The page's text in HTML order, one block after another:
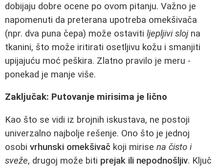
dobijaju dobre ocene po ovom pitanju. Važno je
napomenuti da preterana upotreba omekšivača
(npr. dva puna čepa) može ostaviti ljepljivi slojna
tkanini, što može iritirati osetljivu kožu i smanjiti
upijajuću moć peškira. Zlatno pravilo je meru -
ponekad je manje više.
Zaključak: Putovanje mirisima je lično
Kao što se vidi iz brojnih iskustava, ne postoji
univerzalno najbolje rešenje. Ono što je jednoj
osobi vrhunski omekšivač koji mirise na čisto i
sveže, drugoj može biti prejak ili nepodnošljiv. Ključ